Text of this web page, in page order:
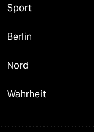
Sport
Berlin
Nord
Wahrheit